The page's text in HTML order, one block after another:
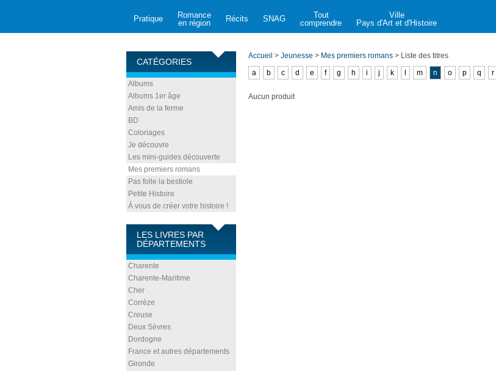
Pratique
Romance
en région
Récits SNAG
Tout
comprendre
Ville
Pays d'Art et d'Histoire
CATÉGORIES
Albums
Albums 1er âge
Amis de la ferme
BD
Coloriages
Je découvre
Les mini-guides découverte
Mes premiers romans
Pas folle la bestiole
Petite Histoire
À vous de créer votre histoire !
LES LIVRES PAR
DÉPARTEMENTS
Charente
Charente-Maritime
Cher
Corrèze
Creuse
Deux Sèvres
Dordogne
France et autres départements
Gironde
Accueil > Jeunesse > Mes premiers romans > Liste des titres
a
b c d e f g h i j k m n o p q r
Aucun produit